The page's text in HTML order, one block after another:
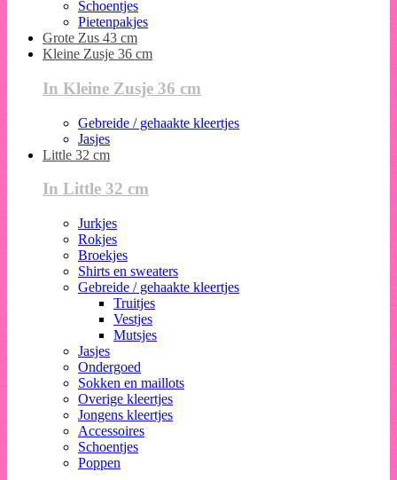
Schoentjes
Pietenpakjes
Grote Zus 43 cm
Kleine Zusje 36 cm
In Kleine Zusje 36 cm
Gebreide / gehaakte kleertjes
Jasjes
Little 32 cm
In Little 32 cm
Jurkjes
Rokjes
Broekjes
Shirts en sweaters
Gebreide / gehaakte kleertjes
Truitjes
Vestjes
Mutsjes
Jasjes
Ondergoed
Sokken en maillots
Overige kleertjes
Jongens kleertjes
Accessoires
Schoentjes
Poppen